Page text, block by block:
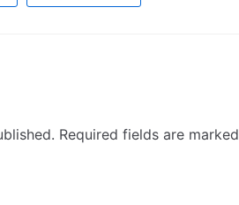
Required fields are marked